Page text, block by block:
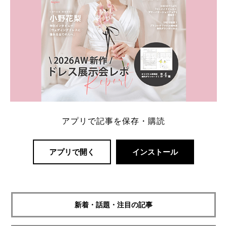
アプリで記事を保存・購読
アプリで開く インストール
新着・話題・注目の記事